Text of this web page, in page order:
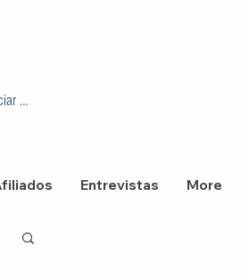
sesión
Entrevistas More